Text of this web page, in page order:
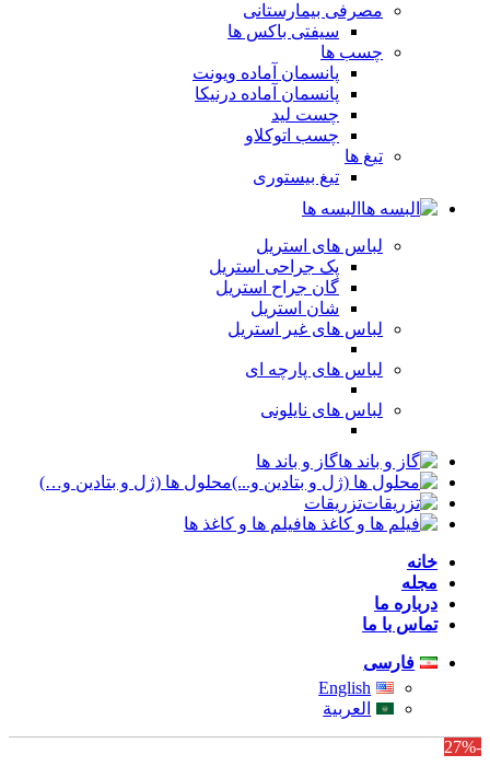
مصرفی بیمارستانی
سیفتی باکس ها
چسب ها
پانسمان آماده ویونت
پانسمان آماده درنیکا
چست لید
چسب اتوکلاو
تیغ ها
تیغ بیستوری
البسه ها
لباس های استریل
پک جراحی استریل
گان جراح استریل
شان استریل
لباس های غیر استریل
لباس های پارچه ای
لباس های نایلونی
گاز و باند ها
محلول ها (ژل و بتادین و…)
تزریقات
فیلم ها و کاغذ ها
خانه
مجله
درباره ما
تماس با ما
فارسی
English
العربية